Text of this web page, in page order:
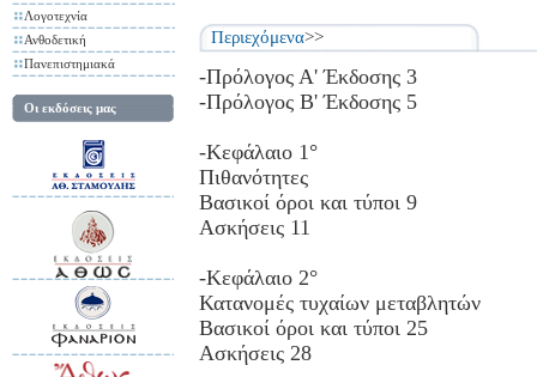
Λογοτεχνία
Ανθοδετική
Πανεπιστημιακά
Οι εκδόσεις μας
Περιεχόμενα>>
-Πρόλογος Α' Έκδοσης 3
-Πρόλογος Β' Έκδοσης 5
-Κεφάλαιο 1°
Πιθανότητες
Βασικοί όροι και τύποι 9
Ασκήσεις 11
-Κεφάλαιο 2°
Κατανομές τυχαίων μεταβλητών
Βασικοί όροι και τύποι 25
Ασκήσεις 28